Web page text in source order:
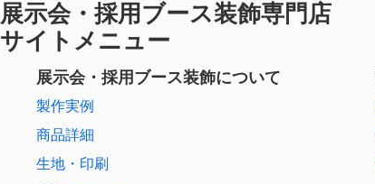
展示会・採用ブース装飾専門店
サイトメニュー
展示会・採用ブース装飾について
製作実例
商品詳細
生地・印刷